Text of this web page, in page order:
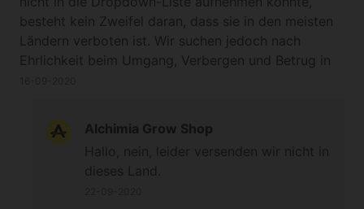
besteht kein Zweifel daran, dass sie in den meisten
Ländern verboten ist. Wir suchen jedoch nach
Ehrlichkeit beim Umgang, Verbergen und Betrug in
antworten Kann oder nicht. Danke
Alchimia Grow Shop